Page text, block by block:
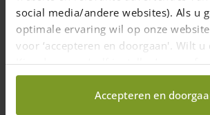
social media/andere websites). Als u
optimale ervaring wil op onze
voor ‘accepteren en doorgaan'. Wilt
Kies dan voor ‘zelf instellen’ en geef
wij wel mogen verzamelen.
Accepteren en
2 min. leestijd
Wij doen er alles aan om onze collega’s
Wilt u hekwerk komen halen, bestel dan
korting!), betaal via iDEAL en blijf lekker in